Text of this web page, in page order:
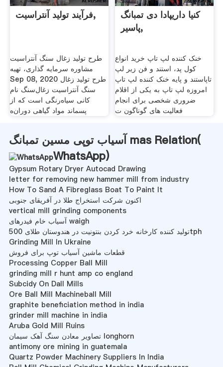
فرآیند تولید آنتراسیت,
طرح تولید زغال سنگ آنتراسیت
مشاوره سرمایه گذاری، تهیه
Sep 08, 2020 طرح تولید زغال
سنگ آنتراسیت زغال‌سنگ نام
کانی سیاه‌رنگی است که از
پسماند مواد گیاهی دوران‌ه
کنیا داریپادا دی تمبانگ
پاسیر,
خنک کننده لپ تاپ خرید انواع
کول پد، استند و فن زیر لپ
تاپاستند و پایه خنک کننده لپ تاپ
امروزه لپ تاپ به یکی از اقلام
ضروری شخصی برای انجام
فعالیت های گوناگون ت
آسیاب توپی مسین تمبانگ mas Relation(
WhatsApp)
Gypsum Rotary Dryer Autocad Drawing
letter for removing new hammer mill from industry
How To Sand A Fibreglass Boat To Paint It
اکنون شرکت استخراج طلا در آفریقای جنوبی
vertical mill grinding components
آسیاب خام فیدرهای waigh
تولید کننده کارخانه خرد کردن بنتونیت در هندوستان طلای 500tph
Grinding Mill In Ukraine
قطعات ماشین آسیاب توپ برای فروش
Processing Copper Ball Mill
grinding mill r hunt amp co england
Subcidy On Dall Mills
Ore Ball Mill Machineball Mill
graphite beneficiation method in india
grinder mill machine in india
Aruba Gold Mill Ruins
تصاویر معادن سنگ آهک سیمان longhorn
antimony ore mining in guatemala
Quartz Powder Machinery Suppliers In India